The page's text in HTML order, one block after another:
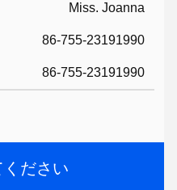
Miss. Joanna
86-755-23191990
86-755-23191990
ださい